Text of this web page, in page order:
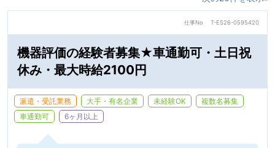
仕事No T-ES26-0595420
機器評価の経験者募集★車通勤可・土日祝
休み・最大時給2100円
派遣・受託業務 大手・有名企業 未経験OK
複数名募集
車通勤可
6ヶ月以上